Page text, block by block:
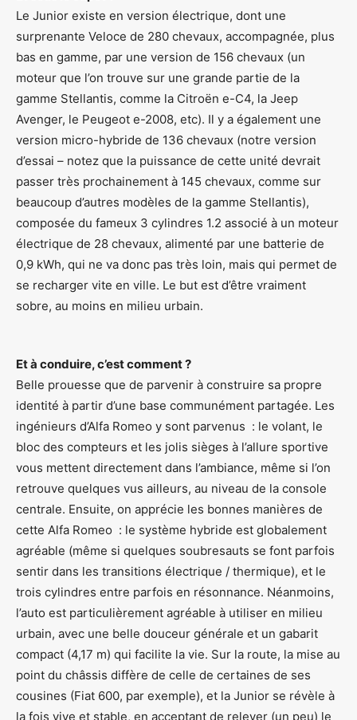
Le Junior existe en version électrique, dont une
surprenante Veloce de 280 chevaux, accompagnée, plus
bas en gamme, par une version de 156 chevaux (un
moteur que l’on trouve sur une grande partie de la
gamme Stellantis, comme la Citroën e-C4, la Jeep
Avenger, le Peugeot e-2008, etc). Il y a également une
version micro-hybride de 136 chevaux (notre version
d’essai – notez que la puissance de cette unité devrait
passer très prochainement à 145 chevaux, comme sur
beaucoup d’autres modèles de la gamme Stellantis),
composée du fameux 3 cylindres 1.2 associé à un moteur
électrique de 28 chevaux, alimenté par une batterie de
0,9 kWh, qui ne va donc pas très loin, mais qui permet de
se recharger vite en ville. Le but est d’être vraiment
sobre, au moins en milieu urbain.
Et à conduire, c’est comment ?
Belle prouesse que de parvenir à construire sa propre
identité à partir d’une base communément partagée. Les
ingénieurs d’Alfa Romeo y sont parvenus : le volant, le
bloc des compteurs et les jolis sièges à l’allure sportive
vous mettent directement dans l’ambiance, même si l’on
retrouve quelques vus ailleurs, au niveau de la console
centrale. Ensuite, on apprécie les bonnes manières de
cette Alfa Romeo : le système hybride est globalement
agréable (même si quelques soubresauts se font parfois
sentir dans les transitions électrique / thermique), et le
trois cylindres entre parfois en résonnance. Néanmoins,
l’auto est particulièrement agréable à utiliser en milieu
urbain, avec une belle douceur générale et un gabarit
compact (4,17 m) qui facilite la vie. Sur la route, la mise au
point du châssis diffère de celle de certaines de ses
cousines (Fiat 600, par exemple), et la Junior se révèle à
la fois vive et stable, en acceptant de relever (un peu) le